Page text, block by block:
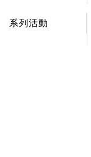
系列活動